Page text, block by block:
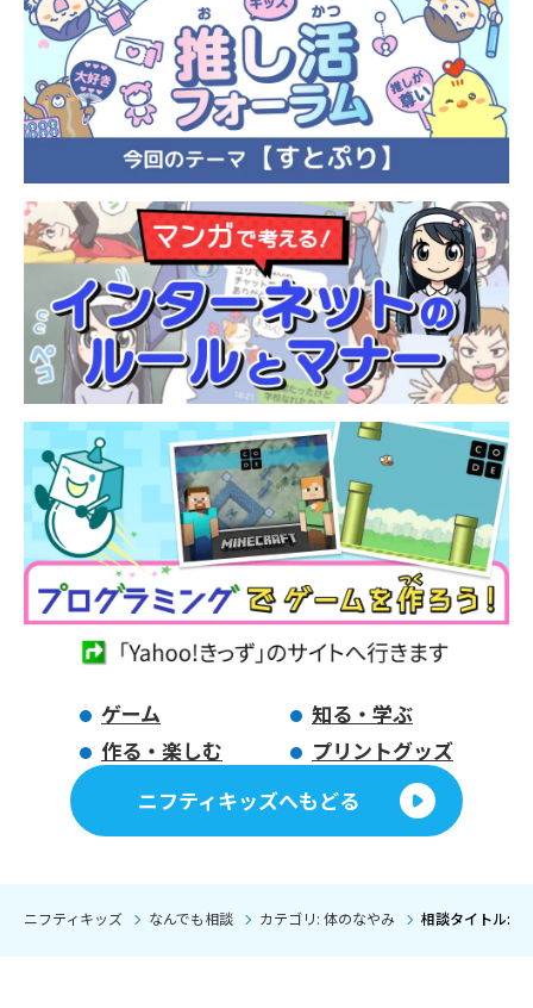
ゲーム
知る・学ぶ
作る・楽しむ
プリントグッズ
ニフティキッズへもどる
ニフティキッズ なんでも相談 カテゴリ: 体のなやみ 相談タイトル: